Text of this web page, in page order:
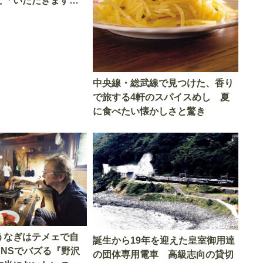
中央線・総武線で見つけた、香り
で旅する4軒のスパイスめし 夏
に食べたい懐かしさと驚き
なぎはテメェで自
でバズる『野沢
誕生から19年を迎えた皇室御用達
の団体専用電車 高級志向の貸切